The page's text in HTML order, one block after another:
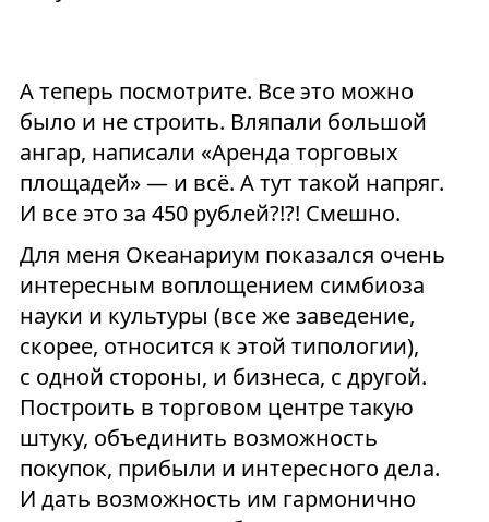
А теперь посмотрите. Все это можно
было и не строить. Вляпали большой
ангар, написали «Аренда торговых
площадей» — и всё. А тут такой напряг.
И все это за 450 рублей?!?! Смешно.
Для меня Океанариум показался очень
интересным воплощением симбиоза
науки и культуры (все же заведение,
скорее, относится к этой типологии),
с одной стороны, и бизнеса, с другой.
Построить в торговом центре такую
штуку, объединить возможность
покупок, прибыли и интересного дела.
И дать возможность им гармонично